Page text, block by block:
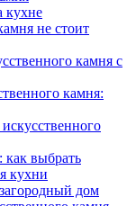
кухне
не стоит
камня с
камня:
как выбрать
кухни
дом